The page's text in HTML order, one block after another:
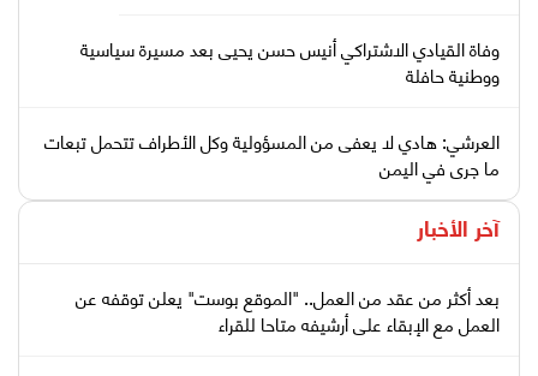
وفاة القيادي الاشتراكي أنيس حسن يحيى بعد مسيرة سياسية
ووطنية حافلة
العرشي: هادي لا يعفى من المسؤولية وكل الأطراف تتحمل تبعات
ما جرى في اليمن
آخر الأخبار
بعد أكثر من عقد من العمل.. "الموقع بوست" يعلن توقفه عن
العمل مع الإبقاء على أرشيفه متاحا للقراء